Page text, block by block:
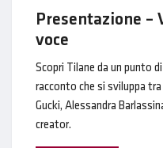
Presentazione –
voce
Scopri Tilane da un punto
racconto che si sviluppa
Gucki, Alessandra
creator.